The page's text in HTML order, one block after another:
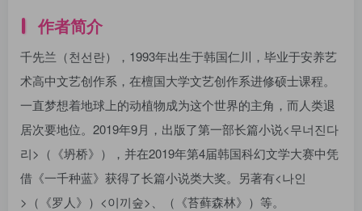
作者简介
千先兰（천선란），1993年出生于韩国仁川，毕业于安养艺
术高中文艺创作系，在檀国大学文艺创作系进修硕士课程。
一直梦想着地球上的动植物成为这个世界的主角，而人类退
居次要地位。2019年9月，出版了第一部长篇小说<무너진다
리>（《坍桥》），并在2019年第4届韩国科幻文学大赛中凭
借《一千种蓝》获得了长篇小说类大奖。另著有<나인
>（《罗人》）<이끼숲>、（《苔藓森林》）等。